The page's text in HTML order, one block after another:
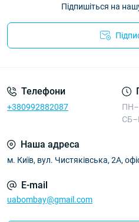
Підпишіться на
Телефони
+380992882087
Наша адреса
м. Київ, вул. Чистяківська, 2А,
E-mail
uabombay@gmail.com